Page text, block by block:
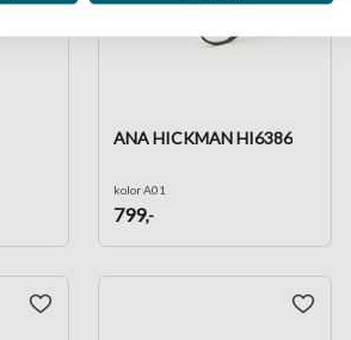
ANA HICKMAN HI6386
kolor A01
799,-